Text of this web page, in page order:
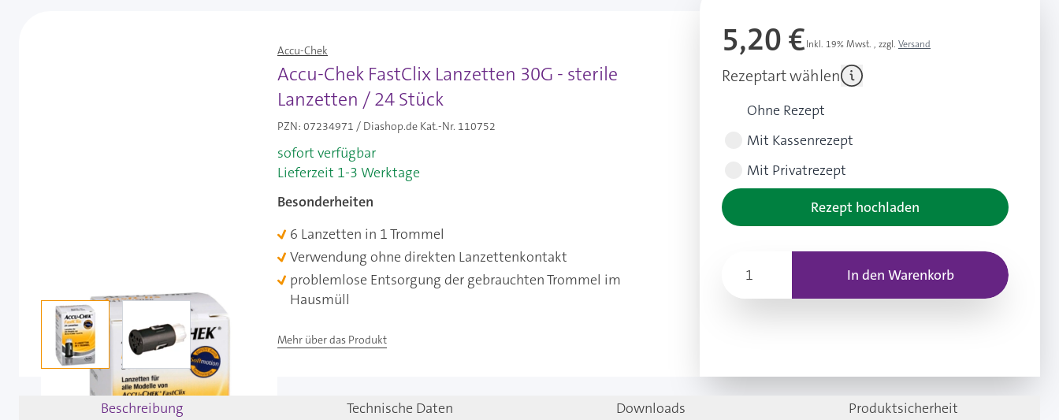
View larger imageView larger image
Accu-Chek
Accu-Chek FastClix Lanzetten 30G - sterile
Lanzetten / 24 Stück
PZN: 07234971 / Diashop.de Kat.-Nr. 110752
sofort verfügbar
Lieferzeit 1-3 Werktage
Besonderheiten
6 Lanzetten in 1 Trommel
Verwendung ohne direkten Lanzettenkontakt
problemlose Entsorgung der gebrauchten Trommel im
Hausmüll
Mehr über das Produkt
5,20 €Inkl. 19% Mwst. , zzgl. Versand
Rezeptart wählen
Ohne Rezept
Mit Kassenrezept
Mit Privatrezept
Rezept hochladen
In den Warenkorb
Beschreibung Technische Daten Downloads Produktsicherheit